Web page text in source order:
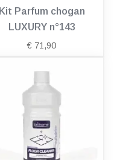
Kit Parfum chogan
LUXURY n°143
€ 71,90